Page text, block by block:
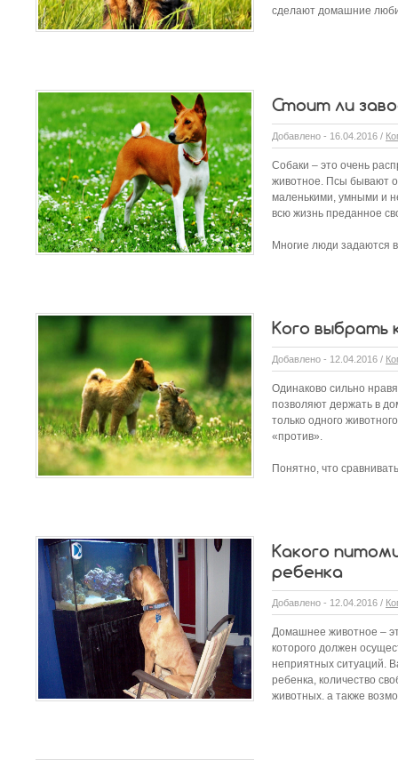
сделают домашние
Стоит ли
Добавлено - 16.04.2016 /
Собаки – это очень
животное. Псы бывают
маленькими, умными и
всю жизнь преданное
Многие люди задаются
Кого выбрать
Добавлено - 12.04.2016 /
Одинаково сильно
позволяют держать в
только одного
«против».
Понятно, что
Какого
ребенка
Добавлено - 12.04.2016 /
Домашнее животное –
которого должен
неприятных ситуаций.
ребенка, количество
животных, а также